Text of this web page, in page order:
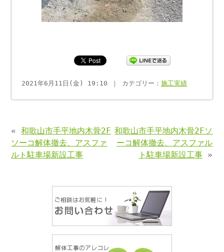
2021年6月11日(金) 19:10 ｜ カテゴリー：施工実績
«和歌山市手平地内木骨2F
ソーコ解体撤去、アスファ
ルト駐車場新設工事
和歌山市手平地内木骨2Fソ
ーコ解体撤去、アスファル
ト駐車場新設工事 »